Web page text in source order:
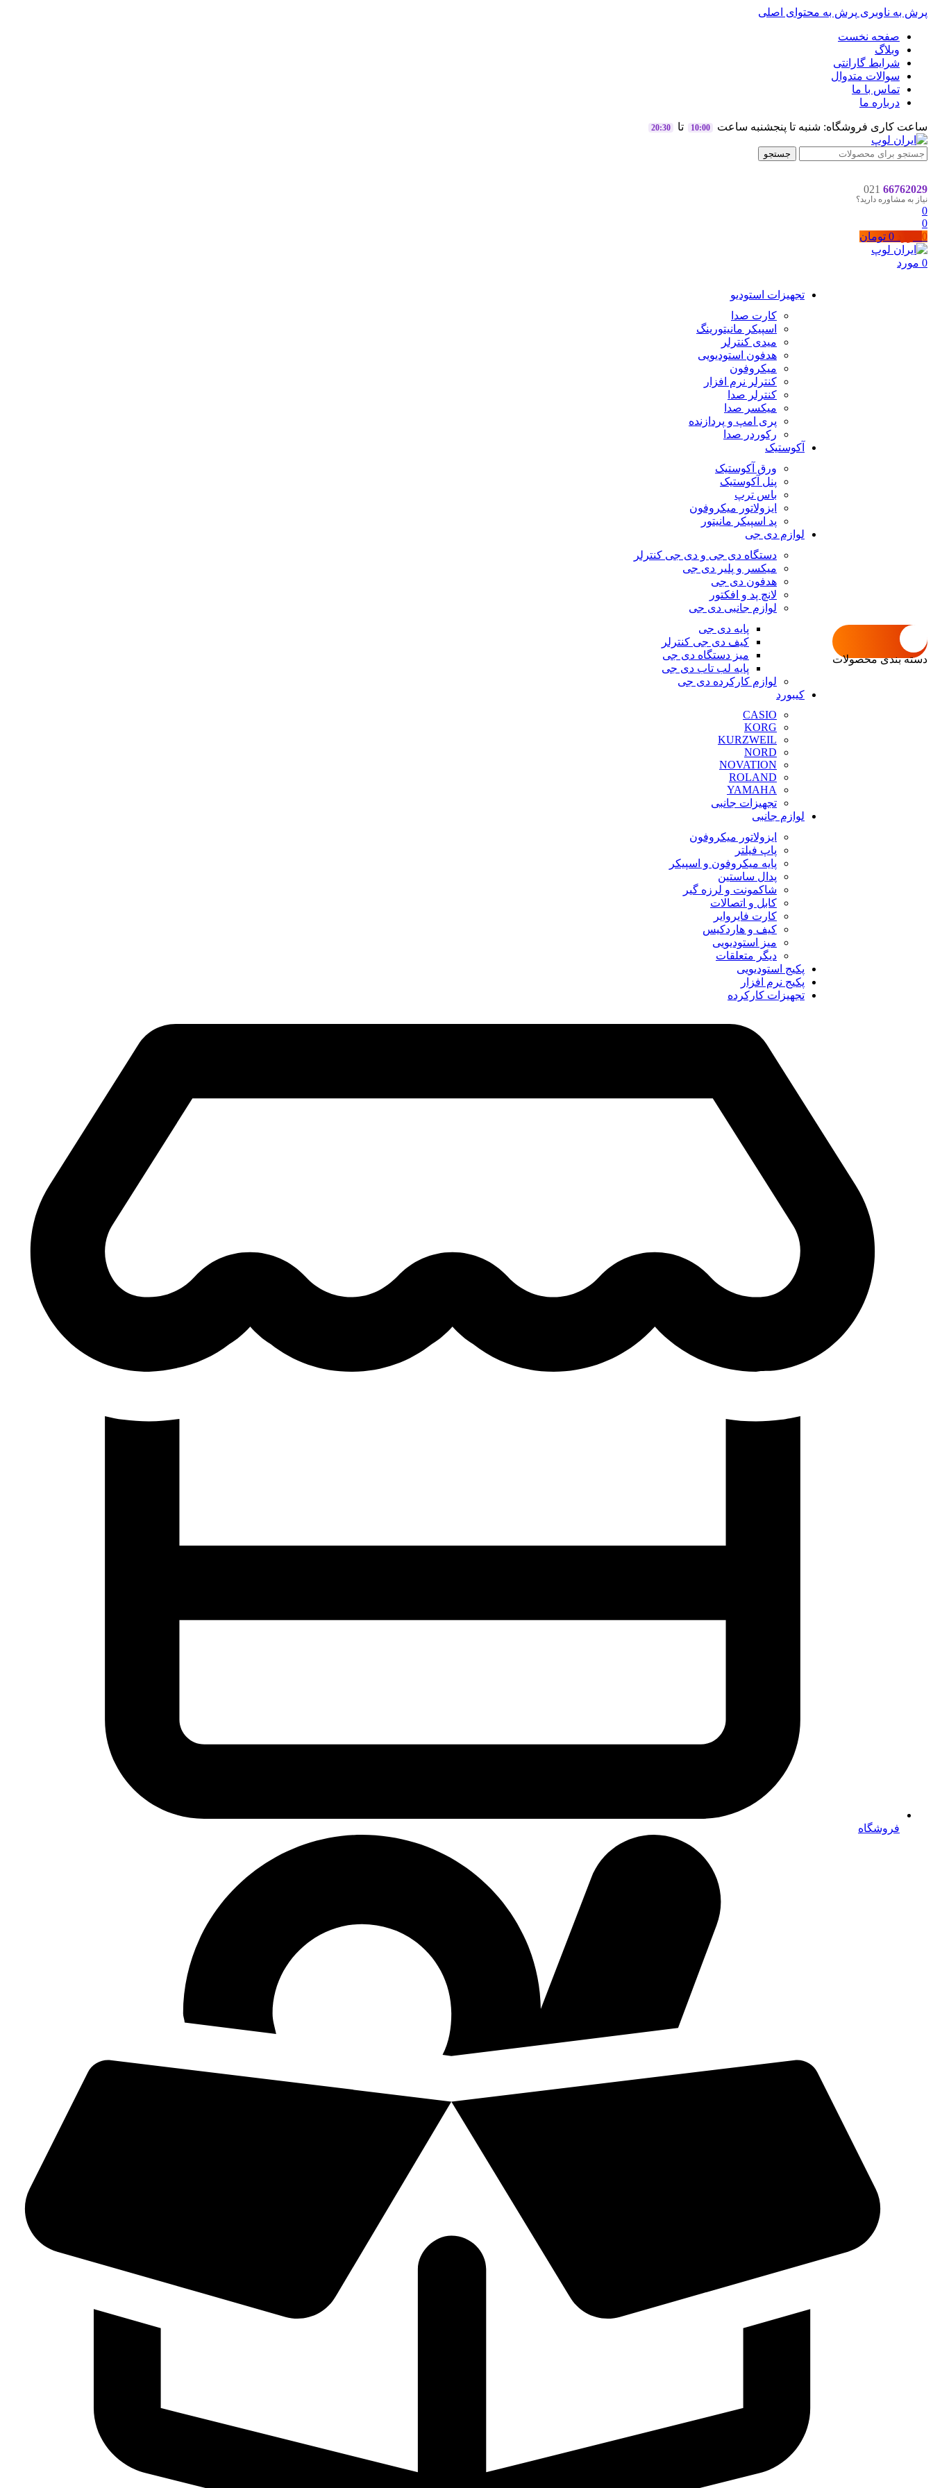
پرش به ناوبری پرش به محتوای اصلی
صفحه نخست
وبلاگ
شرایط گارانتی
سوالات متدوال
تماس با ما
درباره ما
ساعت کاری فروشگاه: شنبه تا پنجشنبه ساعت 10:00 تا 20:30
جستجو
021 66762029
نیاز به مشاوره دارید؟
0
0
0
0 تومان
0 مورد
دسته بندی محصولات
تجهیزات استودیو
کارت صدا
اسپیکر مانیتورینگ
میدی کنترلر
هدفون استودیویی
میکروفون
کنترلر نرم افزار
کنترلر صدا
میکسر صدا
پری امپ و پردازنده
رکوردر صدا
آکوستیک
ورق آکوستیک
پنل آکوستیک
باس ترپ
ایزولاتور میکروفون
پد اسپیکر مانیتور
لوازم دی جی
دستگاه دی جی و دی جی کنترلر
میکسر و پلیر دی جی
هدفون دی جی
لانچ پد و افکتور
لوازم جانبی دی جی
پایه دی جی
کیف دی جی کنترلر
میز دستگاه دی جی
پایه لب تاب دی جی
لوازم کارکرده دی جی
کیبورد
CASIO
KORG
KURZWEIL
NORD
NOVATION
ROLAND
YAMAHA
تجهیزات جانبی
لوازم جانبی
ایزولاتور میکروفون
پاپ فیلتر
پایه میکروفون و اسپیکر
پدال ساستین
شاکمونت و لرزه گیر
کابل و اتصالات
کارت فایروایر
کیف و هاردکیس
میز استودیویی
دیگر متعلقات
پکیج استودیویی
پکیج نرم افزار
تجهیزات کارکرده
فروشگاه